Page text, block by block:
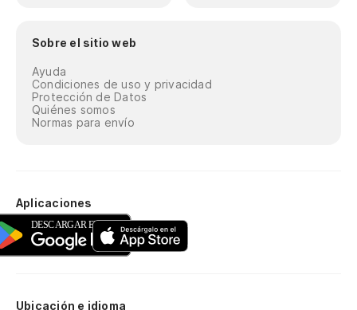
Sobre el sitio web
Ayuda
Condiciones de uso y privacidad
Protección de Datos
Quiénes somos
Normas para envío
Aplicaciones
Ubicación e idioma